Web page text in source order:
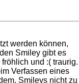
werden können,
Smiley gibt es
und :( traurig.
Verfassen eines
Smileys nicht zu